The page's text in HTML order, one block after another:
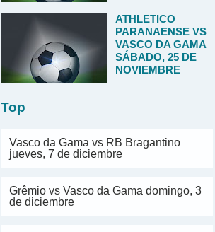
ATHLETICO
PARANAENSE VS
VASCO DA GAMA
SÁBADO, 25 DE
NOVIEMBRE
Top
Vasco da Gama vs RB Bragantino
jueves, 7 de diciembre
Grêmio vs Vasco da Gama domingo, 3
de diciembre